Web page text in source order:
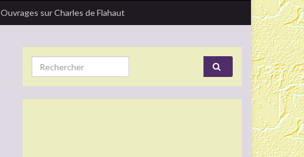
Ouvrages sur Charles de Flahaut
Search for: